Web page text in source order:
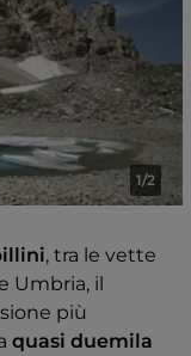
crea un
diverso al
più che nelle
1/2
, tra le vette
Umbria, il
più
quasi duemila